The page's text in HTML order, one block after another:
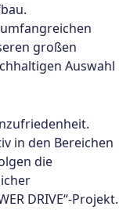
großen
Auswahl
in den Bereichen
die
DRIVE“-Projekt.